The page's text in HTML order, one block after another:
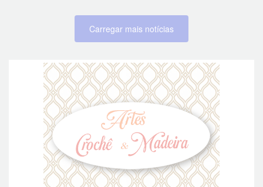
Carregar mais notícias